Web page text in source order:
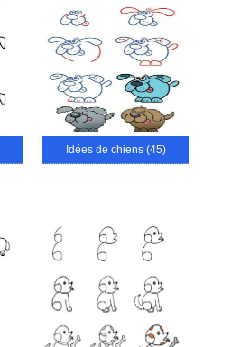
Idées de chiens (45)